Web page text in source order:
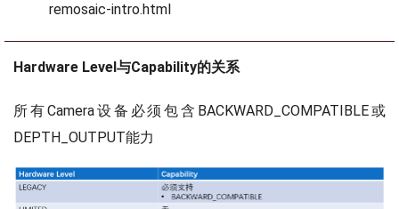
remosaic-intro.html
Hardware Level与Capability的关系
所有Camera设备必须包含BACKWARD_COMPATIBLE或
DEPTH_OUTPUT能力